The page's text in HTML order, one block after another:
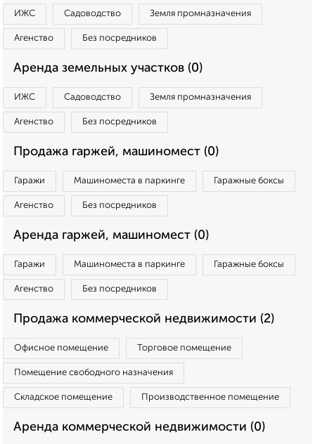
ИЖС Садоводство Земля промназначения
Агенство Без посредников
Аренда земельных участков (0)
ИЖС Садоводство Земля промназначения
Агенство Без посредников
Продажа гаржей, машиномест (0)
Гаражи Машиноместа в паркинге Гаражные боксы
Агенство Без посредников
Аренда гаржей, машиномест (0)
Гаражи Машиноместа в паркинге Гаражные боксы
Агенство Без посредников
Продажа коммерческой недвижимости (2)
Офисное помещение Торговое помещение
Помещение свободного назначения
Складское помещение Производственное помещение
Аренда коммерческой недвижимости (0)